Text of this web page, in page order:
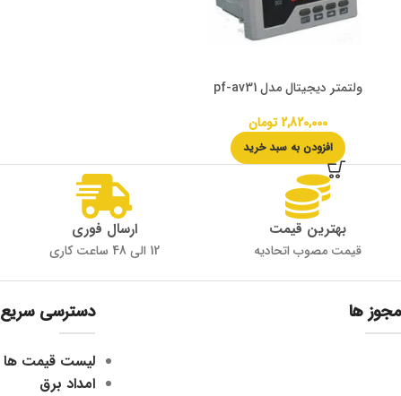
ولتمتر دیجیتال مدل pf-av31
2,820,000 تومان
افزودن به سبد خرید
بهترین قیمت
قیمت مصوب اتحادیه
ارسال فوری
12 الی 48 ساعت کاری
مجوز ها دسترسی سریع
لیست قیمت ها
امداد برق